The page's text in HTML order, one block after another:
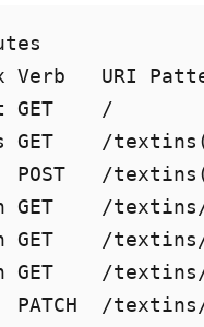
Verb   URI
GET    /
GET    /
POST   /
GET    /
GET    /
GET    /
PATCH  /